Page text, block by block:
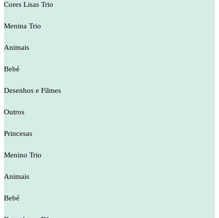
Cores Lisas Trio
Menina Trio
Animais
Bebé
Desenhos e Filmes
Outros
Princesas
Menino Trio
Animais
Bebé